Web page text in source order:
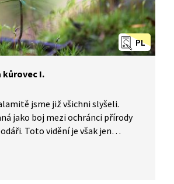
PL
kůrovec I.
jsme již všichni slyšeli.
jako boj mezi ochránci přírody
Toto vidění je však jen
a dalších, problematika